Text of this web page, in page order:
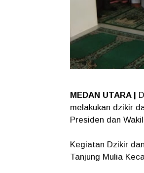
MEDAN UTARA |
melakukan dzikir
Presiden dan
Kegiatan Dzikir
Tanjung Mulia